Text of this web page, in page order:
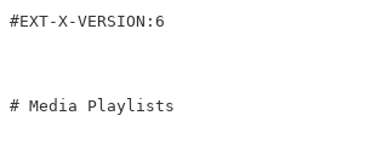
#EXT-X-VERSION:6
# Media Playlists